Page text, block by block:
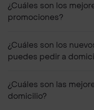
¿Cuáles son los
promociones?
¿Cuáles son los
puedes pedir a
¿Cuáles son las
domicilio?